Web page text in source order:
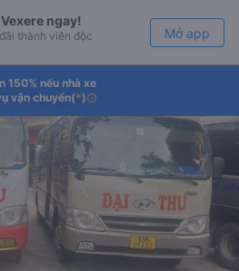
ngay!
thành viên độc
Mở app
đặt vé máy bay qua
150% nếu nhà xe
vận chuyển(*)info